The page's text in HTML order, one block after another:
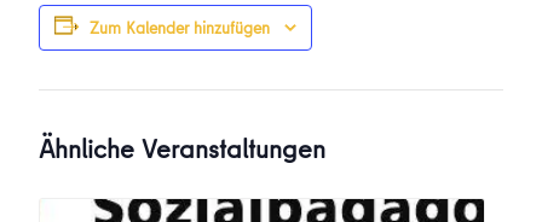
Zum Kalender hinzufügen
Ähnliche Veranstaltungen